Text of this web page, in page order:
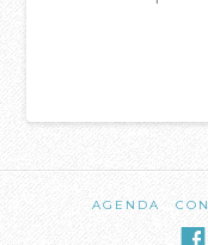
RUTE
ALVES
AGENDA